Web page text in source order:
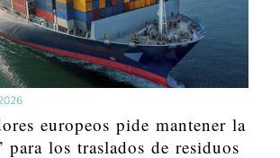
europeos pide mantener la
para los traslados de residuos